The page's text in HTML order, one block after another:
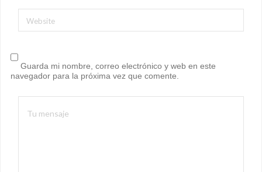
Website
Guarda mi nombre, correo electrónico y web en este
navegador para la próxima vez que comente.